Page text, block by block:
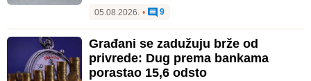
05.08.2026. • 9
Građani se zadužuju brže od
privrede: Dug prema bankama
porastao 15,6 odsto